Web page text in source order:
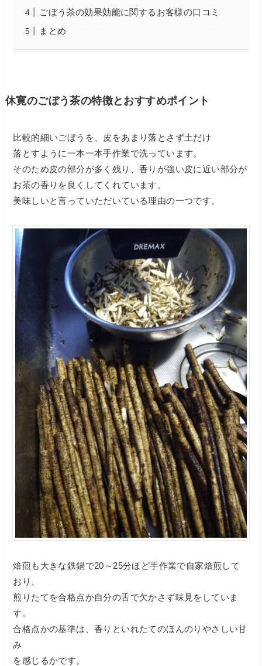
ごぼう茶の効果効能に関するお客様の口コミ
まとめ
休寛のごぼう茶の特徴とおすすめポイント
比較的細いごぼうを、皮をあまり落とさず土だけ
落とすように一本一本手作業で洗っています。
そのため皮の部分が多く残り、香りが強い皮に近い部分が
お茶の香りを良くしてくれています。
美味しいと言っていただいている理由の一つです。
焙煎も大きな鉄鍋で20～25分ほど手作業で自家焙煎して
おり、
煎りたてを合格点か自分の舌で欠かさず味見をしていま
す。
合格点かの基準は、香りといれたてのほんのりやさしい甘
み
を感じるかです。